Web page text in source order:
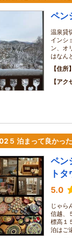
ペン
温泉貸
インシ
ン、オ
はなん
住所
アク
５ 泊まって良かっ
ペン
トタ
5.0
じゃら
信越、
標高１
泊はご